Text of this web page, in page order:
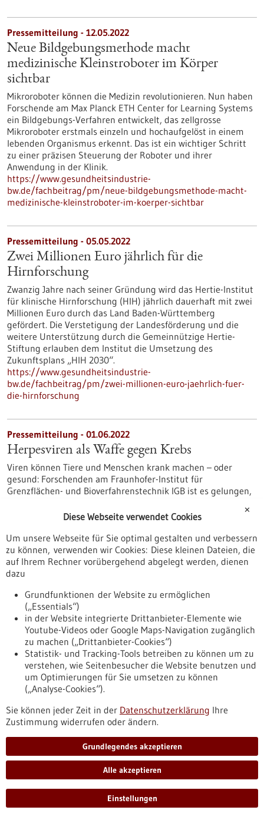
Pressemitteilung - 12.05.2022
Neue Bildgebungsmethode macht
medizinische Kleinstroboter im Körper
sichtbar
Mikroroboter können die Medizin revolutionieren. Nun haben
Forschende am Max Planck ETH Center for Learning Systems
ein Bildgebungs-Verfahren entwickelt, das zellgrosse
Mikroroboter erstmals einzeln und hochaufgelöst in einem
lebenden Organismus erkennt. Das ist ein wichtiger Schritt
zu einer präzisen Steuerung der Roboter und ihrer
Anwendung in der Klinik.
https://www.gesundheitsindustrie-
bw.de/fachbeitrag/pm/neue-bildgebungsmethode-macht-
medizinische-kleinstroboter-im-koerper-sichtbar
Pressemitteilung - 05.05.2022
Zwei Millionen Euro jährlich für die
Hirnforschung
Zwanzig Jahre nach seiner Gründung wird das Hertie-Institut
für klinische Hirnforschung (HIH) jährlich dauerhaft mit zwei
Millionen Euro durch das Land Baden-Württemberg
gefördert. Die Verstetigung der Landesförderung und die
weitere Unterstützung durch die Gemeinnützige Hertie-
Stiftung erlauben dem Institut die Umsetzung des
Zukunftsplans „HIH 2030“.
https://www.gesundheitsindustrie-
bw.de/fachbeitrag/pm/zwei-millionen-euro-jaehrlich-fuer-
die-hirnforschung
Pressemitteilung - 01.06.2022
Herpesviren als Waffe gegen Krebs
Viren können Tiere und Menschen krank machen – oder
gesund: Forschenden am Fraunhofer-Institut für
Grenzflächen- und Bioverfahrenstechnik IGB ist es gelungen,
Lippenbläschen auslöst, gentechnisch so zu verändern, dass
https://www.gesundheitsindustrie-
bw.de/fachbeitrag/pm/herpesviren-als-waffe-gegen-krebs
Pressemitteilung - 12.05.2022
Neue Hoffnung auf antiviralen
Eintrittshemmer – Negativ geladenes Polymer
wirkt gegen eine Vielzahl an Viren
Während im Kampf gegen unterschiedliche Bakterien breit
wirksame Medikamente eingesetzt werden, gibt es analog zu
den Breitbandantibiotika bislang keine Substanzen, die
gegen eine Vielzahl von Viren aktiv sind. Einem
Polymer Polystyrolsulfonat chemisch so zu optimieren, dass
es für die antivirale Prophylaxe und die Behandlung von
Virusinfektionen effektiv eingesetzt werden könnte.
https://www.gesundheitsindustrie-
bw.de/fachbeitrag/pm/neue-hoffnung-auf-antiviralen-
eintrittshemmer-negativ-geladenes-polymer-wirkt-gegen-
eine-vielzahl-viren
✕
Diese Webseite verwendet Cookies
Um unsere Webseite für Sie optimal gestalten und verbessern
zu können, verwenden wir Cookies: Diese kleinen Dateien, die
auf Ihrem Rechner vorübergehend abgelegt werden, dienen
dazu
Grundfunktionen der Website zu ermöglichen
(„Essentials“)
in der Website integrierte Drittanbieter-Elemente wie
Youtube-Videos oder Google Maps-Navigation zugänglich
zu machen („Drittanbieter-Cookies“)
Statistik- und Tracking-Tools betreiben zu können um zu
verstehen, wie Seitenbesucher die Website benutzen und
um Optimierungen für Sie umsetzen zu können
(„Analyse-Cookies“).
Sie können jeder Zeit in der Datenschutzerklärung Ihre
Zustimmung widerrufen oder ändern.
Grundlegendes akzeptieren
Alle akzeptieren
Einstellungen